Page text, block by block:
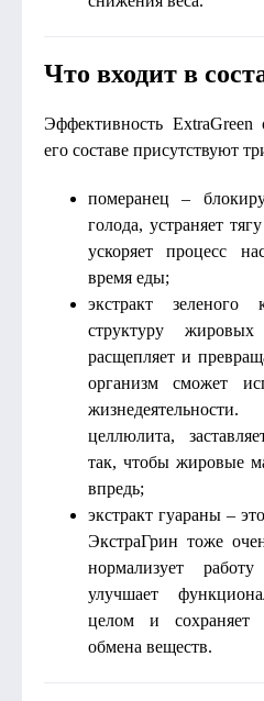
Что входит в
Эффективность ExtraGreen
его составе присутствуют
померанец –
голода, устраняет
ускоряет процесс
время еды;
экстракт
структуру
расщепляет и
организм сможет
целлюлита,
так, чтобы жировые
впредь;
экстракт гуараны –
ЭкстраГрин тоже
нормализует
улучшает
целом и сохраняет
обмена веществ.